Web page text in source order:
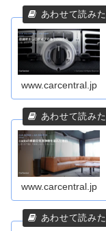
www.carcentral.jp
www.carcentral.jp